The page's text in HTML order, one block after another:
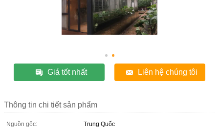
Giá tốt nhất Liên hệ chúng tôi
Thông tin chi tiết sản phẩm
Nguồn gốc:
Trung Quốc